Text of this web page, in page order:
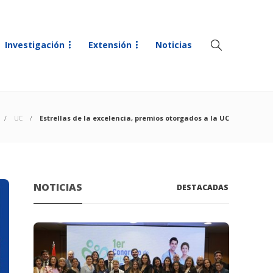
Investigación Extensión Noticias
UC Estrellas de la excelencia, premios otorgados a la UC
NOTICIAS DESTACADAS